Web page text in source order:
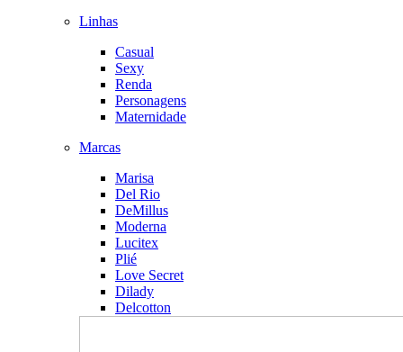
Linhas
Casual
Sexy
Renda
Personagens
Maternidade
Marcas
Marisa
Del Rio
DeMillus
Moderna
Lucitex
Plié
Love Secret
Dilady
Delcotton